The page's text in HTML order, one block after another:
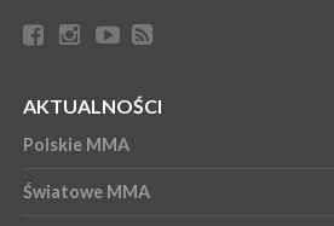
AKTUALNOŚCI
Polskie MMA
Światowe MMA